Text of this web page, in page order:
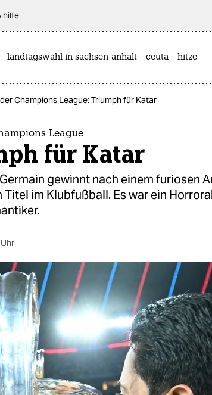
hilfe
landtagswahl in sachsen-anhalt ceuta hitze
Champions League: Triumph für Katar
League
für Katar
gewinnt nach einem furiosen
im Klubfußball. Es war ein